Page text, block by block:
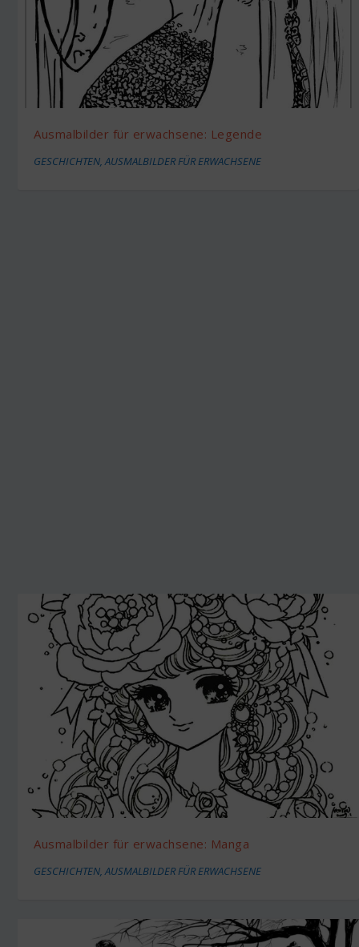
Ausmalbilder für erwachsene: Legende
GESCHICHTEN,AUSMALBILDER FÜR ERWACHSENE
Ausmalbilder für erwachsene: Manga
GESCHICHTEN,AUSMALBILDER FÜR ERWACHSENE